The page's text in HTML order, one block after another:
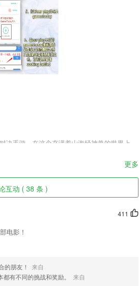
手游，在这个充满着山海经神兽的世界上，
，实现员工基于工作要求学习，并通过规模
友平台里面找到自己喜欢的朋友。
更多
互动 ( 38 条 )
411
电影！
的朋友！
来自
有不同的挑战和奖励。
来自